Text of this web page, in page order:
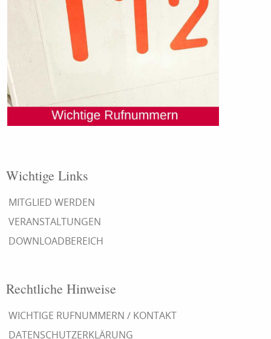
Wichtige Links
MITGLIED WERDEN
VERANSTALTUNGEN
DOWNLOADBEREICH
Rechtliche Hinweise
WICHTIGE RUFNUMMERN / KONTAKT
DATENSCHUTZERKLÄRUNG